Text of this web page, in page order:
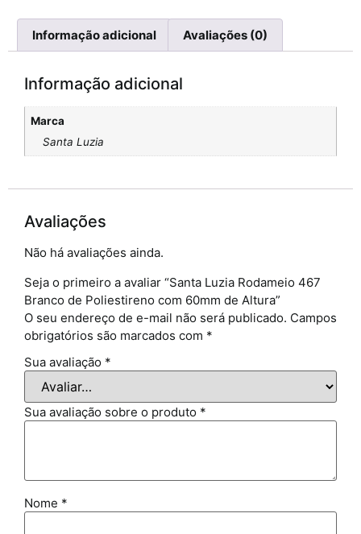
Informação adicional Avaliações (0)
Informação adicional
Marca
Santa Luzia
Avaliações
Não há avaliações ainda.
Seja o primeiro a avaliar “Santa Luzia Rodameio 467
Branco de Poliestireno com 60mm de Altura”
O seu endereço de e-mail não será publicado. Campos
obrigatórios são marcados com *
Sua avaliação *
Sua avaliação sobre o produto *
Nome *